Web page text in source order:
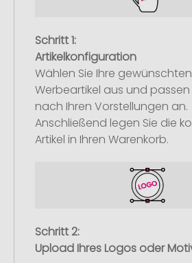
Schritt 1:
Artikelkonfiguration
Wählen Sie Ihre gewünschten
Werbeartikel aus und passen
nach Ihren Vorstellungen an.
Anschließend legen Sie die
Artikel in Ihren Warenkorb.
Schritt 2:
Upload Ihres Logos oder